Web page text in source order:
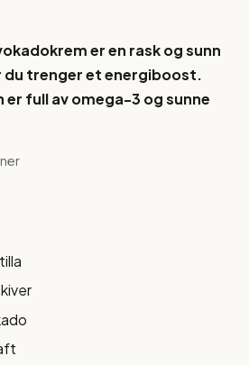
er en rask og sunn
du trenger et energiboost.
full av omega-3 og sunne